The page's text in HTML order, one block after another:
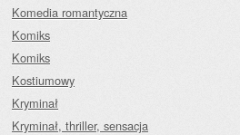
Komedia romantyczna
Komiks
Komiks
Kostiumowy
Kryminał
Kryminał, thriller, sensacja